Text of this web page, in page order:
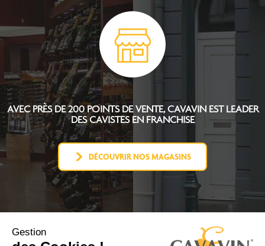
AVEC PRÈS DE 200 POINTS DE VENTE, CAVAVIN ESTLEADER
DES CAVISTES EN FRANCHISE
DÉCOUVRIR NOS MAGASINS
L'UNIVERS CAVAVIN
Gestion